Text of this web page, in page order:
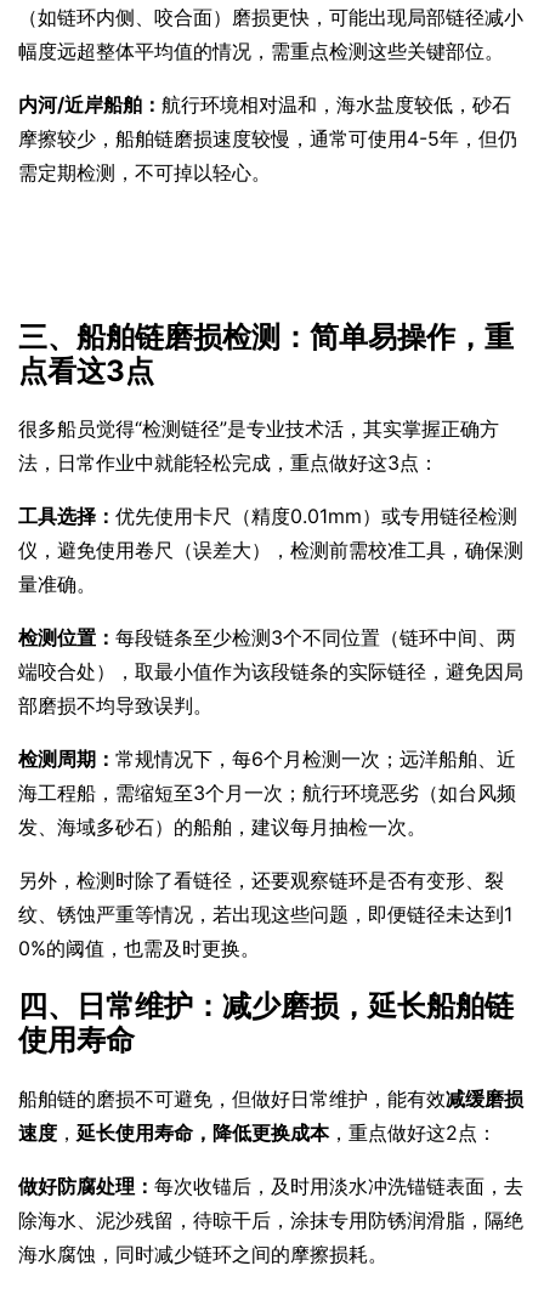
（如链环内侧、咬合面）磨损更快，可能出现局部链径减小
幅度远超整体平均值的情况，需重点检测这些关键部位。
内河/近岸船舶： 航行环境相对温和，海水盐度较低，砂石
摩擦较少，船舶链磨损速度较慢，通常可使用4-5年，但仍
需定期检测，不可掉以轻心。
三、船舶链磨损检测：简单易操作，重
点看这3点
很多船员觉得“检测链径”是专业技术活，其实掌握正确方
法，日常作业中就能轻松完成，重点做好这3点：
工具选择： 优先使用卡尺（精度0.01mm）或专用链径检测
仪，避免使用卷尺（误差大），检测前需校准工具，确保测
量准确。
检测位置： 每段链条至少检测3个不同位置（链环中间、两
端咬合处），取最小值作为该段链条的实际链径，避免因局
部磨损不均导致误判。
检测周期： 常规情况下，每6个月检测一次；远洋船舶、近
海工程船，需缩短至3个月一次；航行环境恶劣（如台风频
发、海域多砂石）的船舶，建议每月抽检一次。
另外，检测时除了看链径，还要观察链环是否有变形、裂
纹、锈蚀严重等情况，若出现这些问题，即便链径未达到1
0%的阈值，也需及时更换。
四、日常维护：减少磨损，延长船舶链
使用寿命
船舶链的磨损不可避免，但做好日常维护，能有效减缓磨损
速度 ， 延长使用寿命，降低更换成本，重点做好这2点：
做好防腐处理： 每次收锚后，及时用淡水冲洗锚链表面，去
除海水、泥沙残留，待晾干后，涂抹专用防锈润滑脂，隔绝
海水腐蚀，同时减少链环之间的摩擦损耗。